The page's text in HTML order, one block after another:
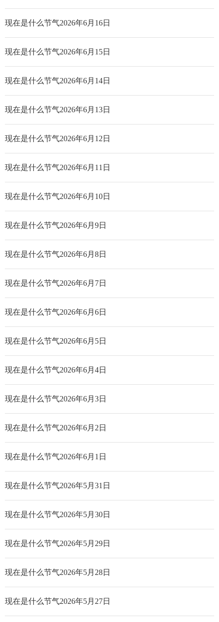
现在是什么节气2026年6月16日
现在是什么节气2026年6月15日
现在是什么节气2026年6月14日
现在是什么节气2026年6月13日
现在是什么节气2026年6月12日
现在是什么节气2026年6月11日
现在是什么节气2026年6月10日
现在是什么节气2026年6月9日
现在是什么节气2026年6月8日
现在是什么节气2026年6月7日
现在是什么节气2026年6月6日
现在是什么节气2026年6月5日
现在是什么节气2026年6月4日
现在是什么节气2026年6月3日
现在是什么节气2026年6月2日
现在是什么节气2026年6月1日
现在是什么节气2026年5月31日
现在是什么节气2026年5月30日
现在是什么节气2026年5月29日
现在是什么节气2026年5月28日
现在是什么节气2026年5月27日